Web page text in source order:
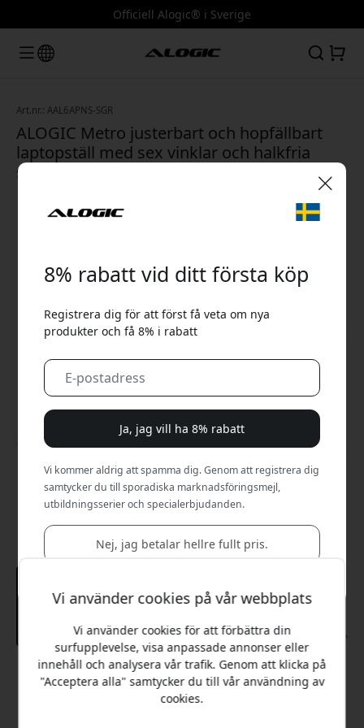
Officiell Alogic® i Sverige
Art.nr.: AAL6APNS-SGR
ALOGIC Metro justerbart och hopfällbart
laptopställ med sex vinklar och halkfria
silikonkuddar - Rymdgrå
Rekommenderat pris
599 SEK
Vi använder cookies på vår webbplats
Vi använder cookies för att förbättra din
surfupplevelse, visa anpassade annonser eller
innehåll och analysera vår trafik. Genom att klicka på
"Acceptera alla" samtycker du till vår användning av
cookies.
8% rabatt vid ditt första köp
Registrera dig för att först få veta om nya
produkter och få 8% i rabatt
Ja, jag vill ha 8% rabatt
Vi kommer aldrig att spamma dig. Genom att registrera dig
samtycker du till sporadiska marknadsföringsmejl,
utbildningsserier och specialerbjudanden.
Nej, jag betalar hellre fullt pris.
🎉 Din rabattkod: